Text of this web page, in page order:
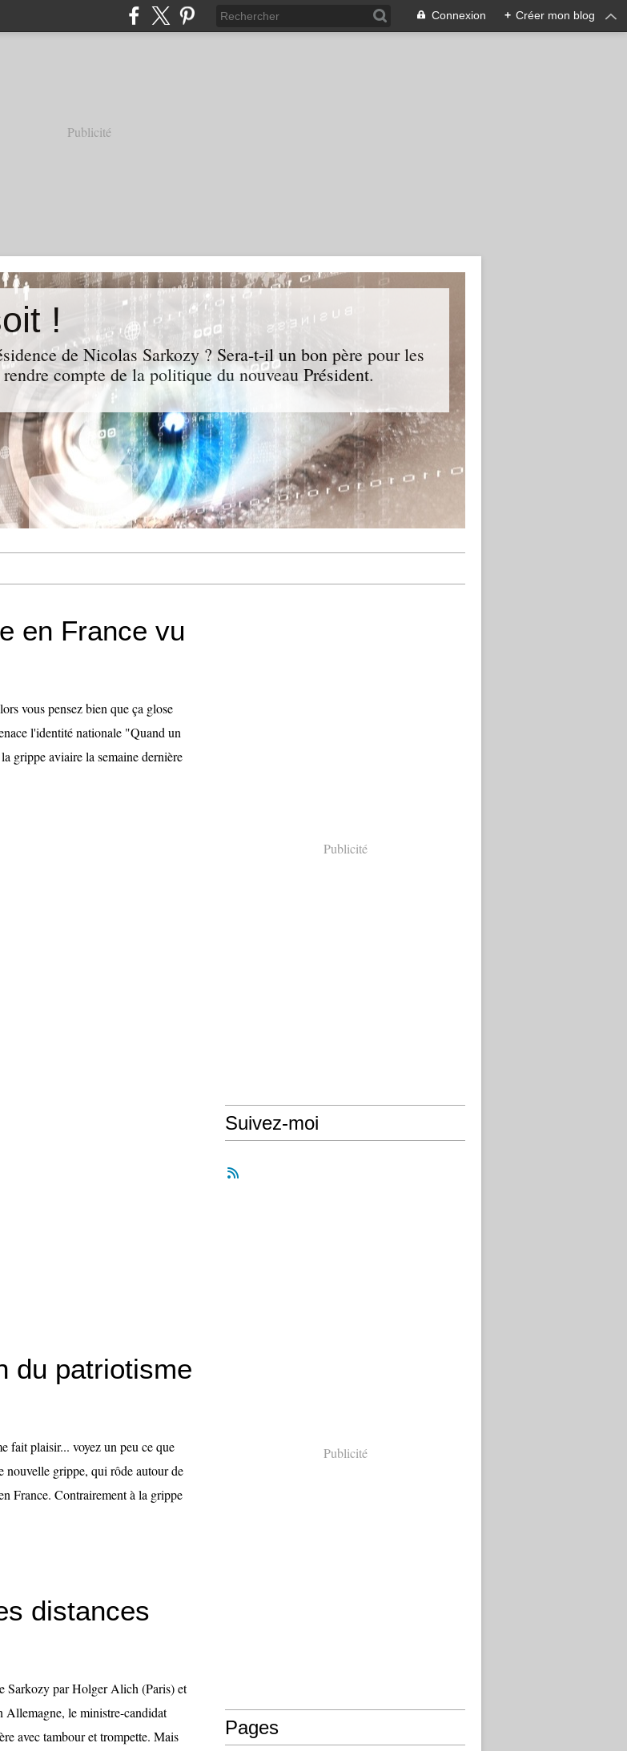
Connexion + Créer mon blog
Publicité
!
de Nicolas Sarkozy ? Sera-t-il un bon père pour les
compte de la politique du nouveau Président.
en France vu
vous pensez bien que ça glose
l'identité nationale "Quand un
grippe aviaire la semaine dernière
du patriotisme
fait plaisir... voyez un peu ce que
grippe, qui rôde autour de
France. Contrairement à la grippe
distances
Sarkozy par Holger Alich (Paris) et
Allemagne, le ministre-candidat
avec tambour et trompette. Mais
Publicité
Suivez-moi
Publicité
Pages